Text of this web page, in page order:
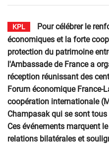
KPL
Pour célébrer le
économiques et la forte
protection du patrimoine
l'Ambassade de France a
réception réunissant des
Forum économique France-
coopération internationale
Champasak qui se sont
Ces événements marquent
relations bilatérales et